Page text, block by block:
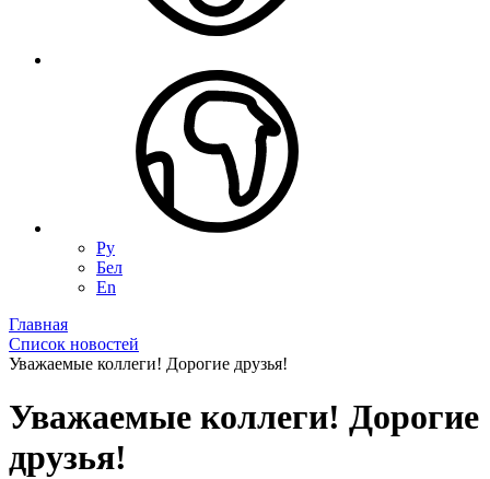
Ру
Бел
En
Главная
Список новостей
Уважаемые коллеги! Дорогие друзья!
Уважаемые коллеги! Дорогие
друзья!